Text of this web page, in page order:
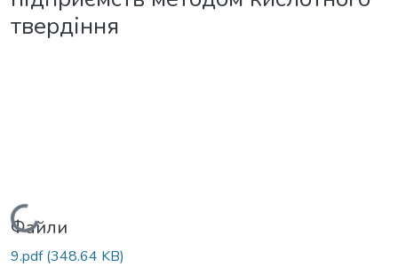
твердіння
Вантажиться...
Файли
9.pdf(348.64 KB)